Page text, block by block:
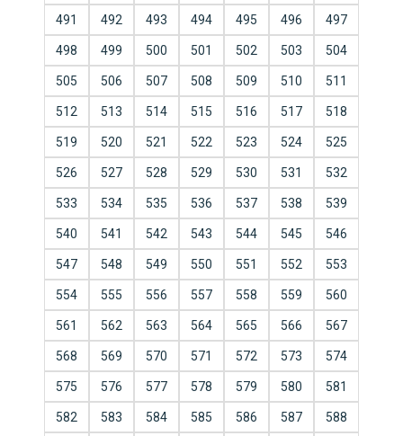
491 492 493 494 495 496 497
498 499 500 501 502 503 504
505 506 507 508 509 510 511
512 513 514 515 516 517 518
519 520 521 522 523 524 525
526 527 528 529 530 531 532
533 534 535 536 537 538 539
540 541 542 543 544 545 546
547 548 549 550 551 552 553
554 555 556 557 558 559 560
561 562 563 564 565 566 567
568 569 570 571 572 573 574
575 576 577 578 579 580 581
582 583 584 585 586 587 588